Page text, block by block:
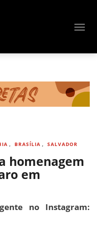
, BRASÍLIA , SALVADOR
homenagem
em
no Instagram: